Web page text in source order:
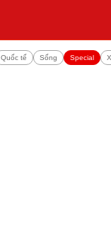
Quốc tế Sống Special